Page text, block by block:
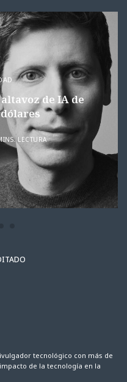
de IA de
LECTURA
tecnológico con más de
de la tecnología en la